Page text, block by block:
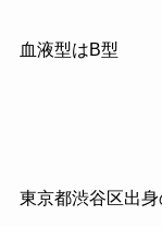
血液型はB型
東京都渋谷区出